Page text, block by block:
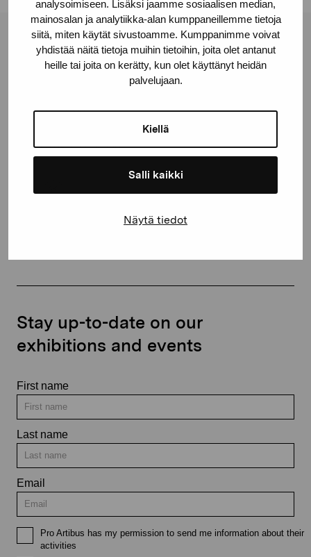
analysoimiseen. Lisäksi jaamme sosiaalisen median,
mainosalan ja analytiikka-alan kumppaneillemme tietoja
siitä, miten käytät sivustoamme. Kumppanimme voivat
yhdistää näitä tietoja muihin tietoihin, joita olet antanut
heille tai joita on kerätty, kun olet käyttänyt heidän
palvelujaan.
Kiellä
Salli kaikki
Näytä tiedot
Pro Artibus Foundation
10600 Ekenäs
+358 (0)50 371 6339
Stay up-to-date on our
exhibitions and events
First name
Last name
Email
Pro Artibus has my permission to send me information about their
activities